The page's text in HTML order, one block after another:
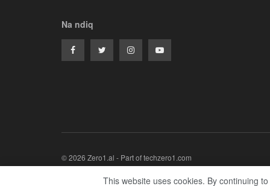
Na ndiq
© 2026 Zero1.al - Part of techzero1.com
This website uses cookies. By continuing